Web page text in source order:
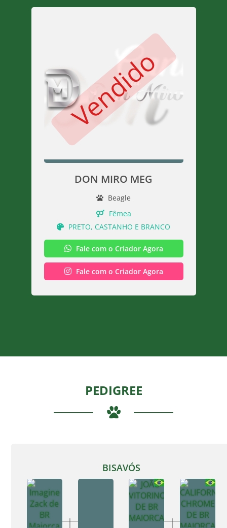
Vendido
DON MIRO MEG
Beagle
Fêmea
PRETO, CASTANHO E BRANCO
Fale com o Criador Agora
Fale com o Criador Agora
PEDIGREE
BISAVÓS